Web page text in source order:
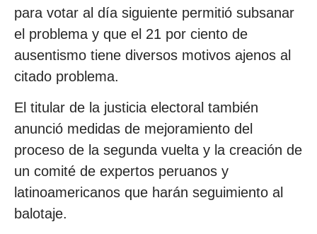
para votar al día siguiente permitió subsanar
el problema y que el 21 por ciento de
ausentismo tiene diversos motivos ajenos al
citado problema.
El titular de la justicia electoral también
anunció medidas de mejoramiento del
proceso de la segunda vuelta y la creación de
un comité de expertos peruanos y
latinoamericanos que harán seguimiento al
balotaje.